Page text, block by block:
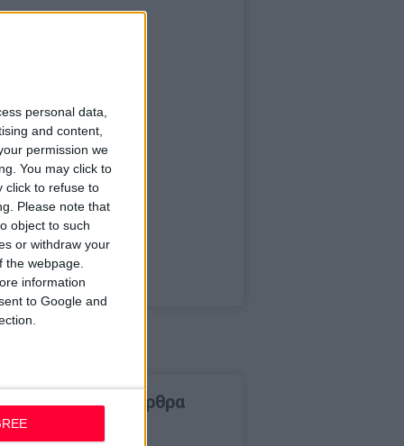
personal data,
and content,
permission we
You may click to
click to refuse to
Please note that
object to such
or withdraw your
webpage.
information
to Google and
δημοφιλέστερα άρθρα
3/2026, 16:44